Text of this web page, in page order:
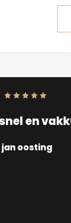
10
en
jan oosting